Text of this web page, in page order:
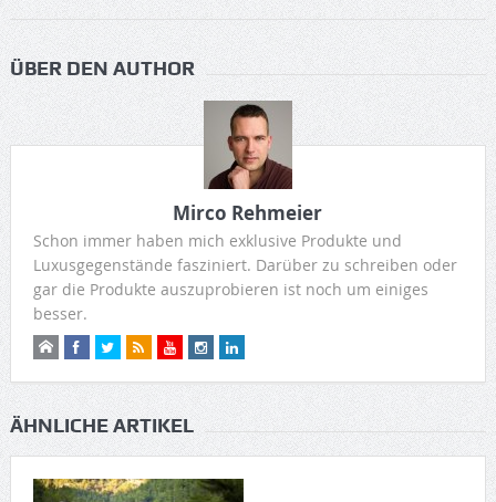
ÜBER DEN AUTHOR
Mirco Rehmeier
Schon immer haben mich exklusive Produkte und
Luxusgegenstände fasziniert. Darüber zu schreiben oder
gar die Produkte auszuprobieren ist noch um einiges
besser.
ÄHNLICHE ARTIKEL